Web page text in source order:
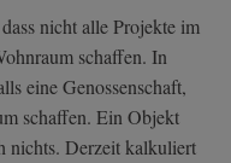
nicht alle Projekte im
schaffen. In
eine Genossenschaft,
schaffen. Ein Objekt
nichts. Derzeit kalkuliert